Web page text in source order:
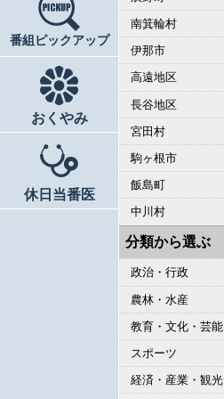
番組ピックアップ
おくやみ
休日当番医
南箕輪村
伊那市
高遠地区
長谷地区
宮田村
駒ヶ根市
飯島町
中川村
分類から選ぶ
政治・行政
農林・水産
教育・文化・芸能
スポーツ
経済・産業・観光